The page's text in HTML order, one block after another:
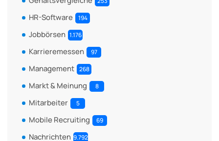
HR-Software 194
Jobbörsen 1.176
Karrieremessen 97
Management 268
Markt & Meinung 8
Mitarbeiter 5
Mobile Recruiting 69
Nachrichten 9.792